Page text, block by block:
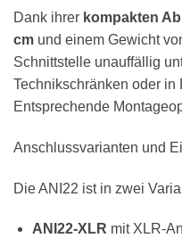
Dank ihrer kompakten
cm und einem Gewicht
Schnittstelle unauffällig
Technikschränken oder in
Entsprechende
Anschlussvarianten und
Die ANI22 ist in zwei
ANI22-XLR mit XLR-